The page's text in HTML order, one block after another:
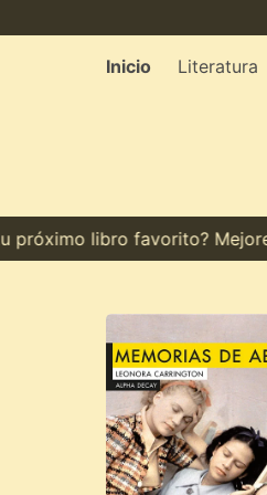
Inicio Literatura
libro favorito?